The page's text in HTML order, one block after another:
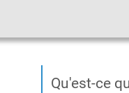
Qu'est-ce